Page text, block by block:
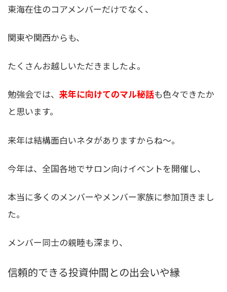
東海在住のコアメンバーだけでなく、
関東や関西からも、
たくさんお越しいただきましたよ。
勉強会では、 来年に向けてのマル秘話も色々できたか
と思います。
来年は結構面白いネタがありますからね〜。
今年は、全国各地でサロン向けイベントを開催し、
本当に多くのメンバーやメンバー家族に参加頂きまし
た。
メンバー同士の親睦も深まり、
信頼的できる投資仲間との出会いや縁